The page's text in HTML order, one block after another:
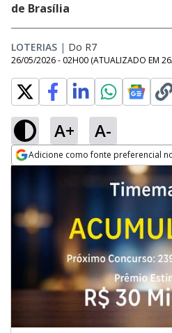
de Brasília
LOTERIAS | Do R7
26/05/2026 - 02H00 (ATUALIZADO EM
A+ A-
Adicione como fonte preferencial
Opens in new window